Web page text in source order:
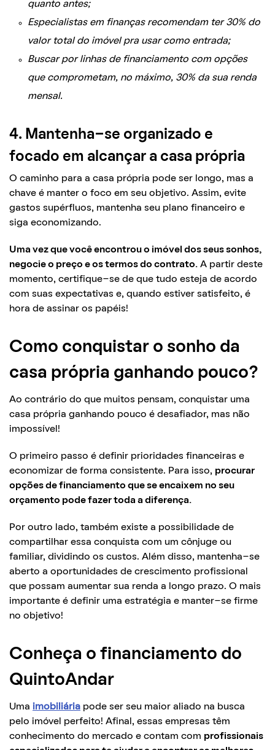
quanto antes;
Especialistas em finanças recomendam ter 30% do
valor total do imóvel pra usar como entrada;
Buscar por linhas de financiamento com opções
que comprometam, no máximo, 30% da sua renda
mensal.
4. Mantenha-se organizado e
focado em alcançar a casa própria
O caminho para a casa própria pode ser longo, mas a
chave é manter o foco em seu objetivo. Assim, evite
gastos supérfluos, mantenha seu plano financeiro e
siga economizando.
Uma vez que você encontrou o imóvel dos seus sonhos,
negocie o preço e os termos do contrato. A partir deste
momento, certifique-se de que tudo esteja de acordo
com suas expectativas e, quando estiver satisfeito, é
hora de assinar os papéis!
Como conquistar o sonho da
casa própria ganhando pouco?
Ao contrário do que muitos pensam, conquistar uma
casa própria ganhando pouco é desafiador, mas não
impossível!
O primeiro passo é definir prioridades financeiras e
economizar de forma consistente. Para isso, procurar
opções de financiamento que se encaixem no seu
orçamento pode fazer toda a diferença.
Por outro lado, também existe a possibilidade de
compartilhar essa conquista com um cônjuge ou
familiar, dividindo os custos. Além disso, mantenha-se
aberto a oportunidades de crescimento profissional
que possam aumentar sua renda a longo prazo. O mais
importante é definir uma estratégia e manter-se firme
no objetivo!
Conheça o financiamento do
QuintoAndar
Uma imobiliária pode ser seu maior aliado na busca
pelo imóvel perfeito! Afinal, essas empresas têm
conhecimento do mercado e contam com profissionais